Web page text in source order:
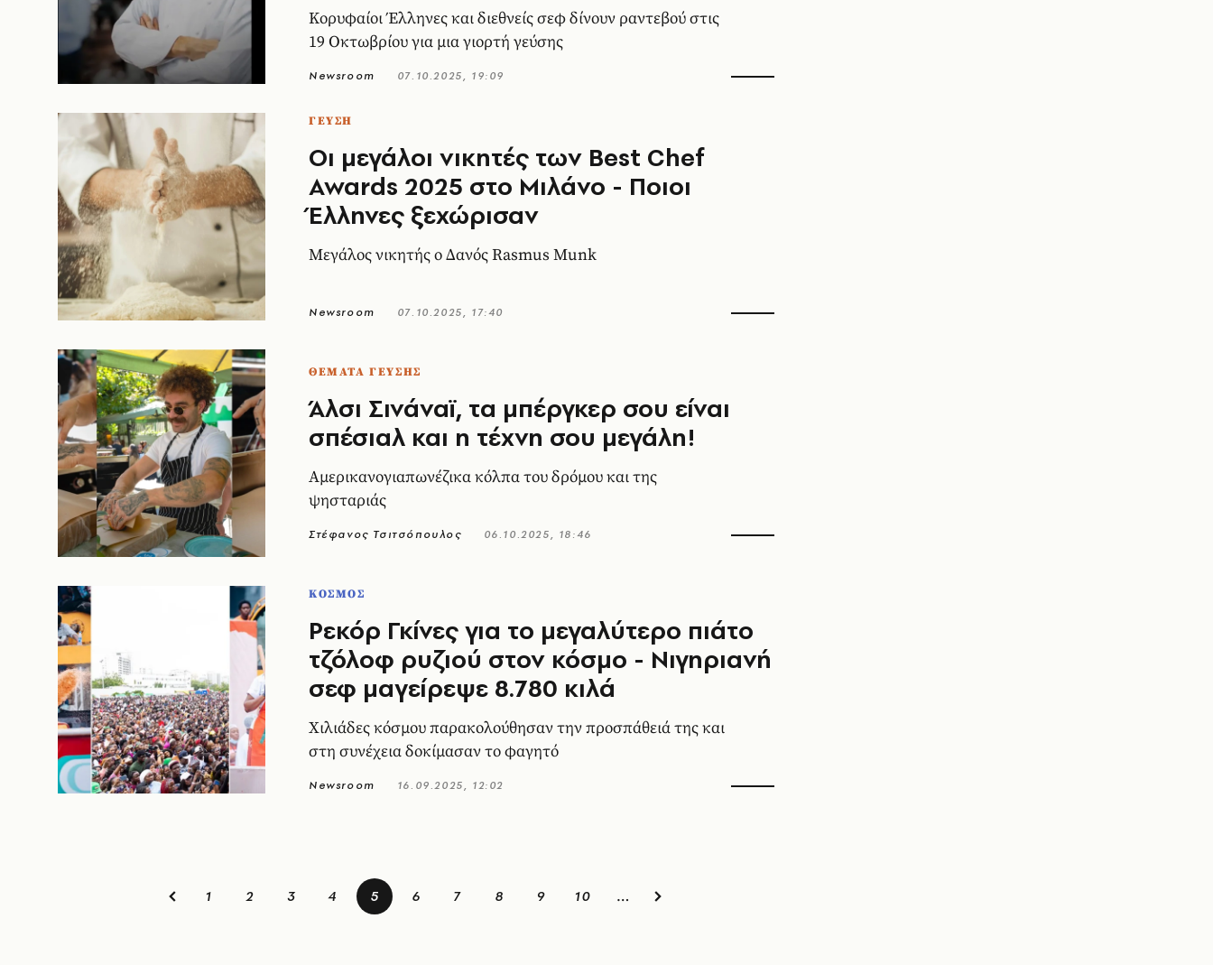
Κορυφαίοι Έλληνες και διεθνείς σεφ δίνουν ραντεβού στις
19 Οκτωβρίου για μια γιορτή γεύσης
Newsroom 07.10.2025, 19:09
ΓΕΥΣΗ
Οι μεγάλοι νικητές των Best Chef
Awards 2025 στο Μιλάνο - Ποιοι
Έλληνες ξεχώρισαν
Mεγάλος νικητής ο Δανός Rasmus Munk
Newsroom 07.10.2025, 17:40
ΘΕΜΑΤΑ ΓΕΥΣΗΣ
Άλσι Σινάναϊ, τα μπέργκερ σου είναι
σπέσιαλ και η τέχνη σου μεγάλη!
Αμερικανογιαπωνέζικα κόλπα του δρόμου και της
ψησταριάς
Στέφανος Τσιτσόπουλος 06.10.2025, 18:46
ΚΟΣΜΟΣ
Ρεκόρ Γκίνες για το μεγαλύτερο πιάτο
τζόλοφ ρυζιού στον κόσμο - Νιγηριανή
σεφ μαγείρεψε 8.780 κιλά
Χιλιάδες κόσμου παρακολούθησαν την προσπάθειά της και
στη συνέχεια δοκίμασαν το φαγητό
Newsroom 16.09.2025, 12:02
1 2 3 4 5 6 7 8 9 10 …